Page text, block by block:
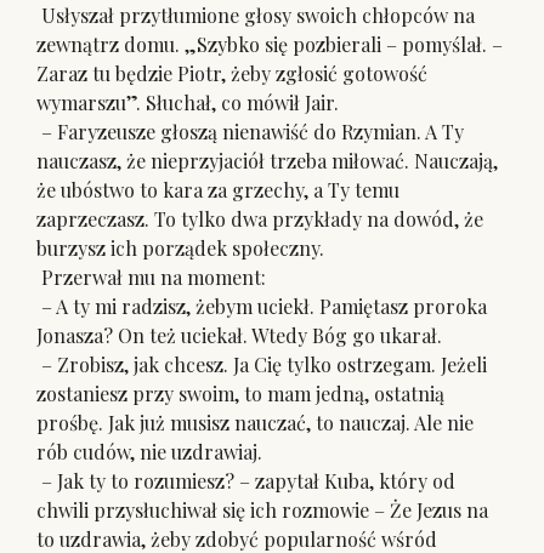
Usłyszał przytłumione głosy swoich chłopców na
zewnątrz domu. „Szybko się pozbierali – pomyślał. –
Zaraz tu będzie Piotr, żeby zgłosić gotowość
wymarszu”. Słuchał, co mówił Jair.
– Faryzeusze głoszą nienawiść do Rzymian. A Ty
nauczasz, że nieprzyjaciół trzeba miłować. Nauczają,
że ubóstwo to kara za grzechy, a Ty temu
zaprzeczasz. To tylko dwa przykłady na dowód, że
burzysz ich porządek społeczny.
Przerwał mu na moment:
– A ty mi radzisz, żebym uciekł. Pamiętasz proroka
Jonasza? On też uciekał. Wtedy Bóg go ukarał.
– Zrobisz, jak chcesz. Ja Cię tylko ostrzegam. Jeżeli
zostaniesz przy swoim, to mam jedną, ostatnią
prośbę. Jak już musisz nauczać, to nauczaj. Ale nie
rób cudów, nie uzdrawiaj.
– Jak ty to rozumiesz? – zapytał Kuba, który od
chwili przysłuchiwał się ich rozmowie – Że Jezus na
to uzdrawia, żeby zdobyć popularność wśród